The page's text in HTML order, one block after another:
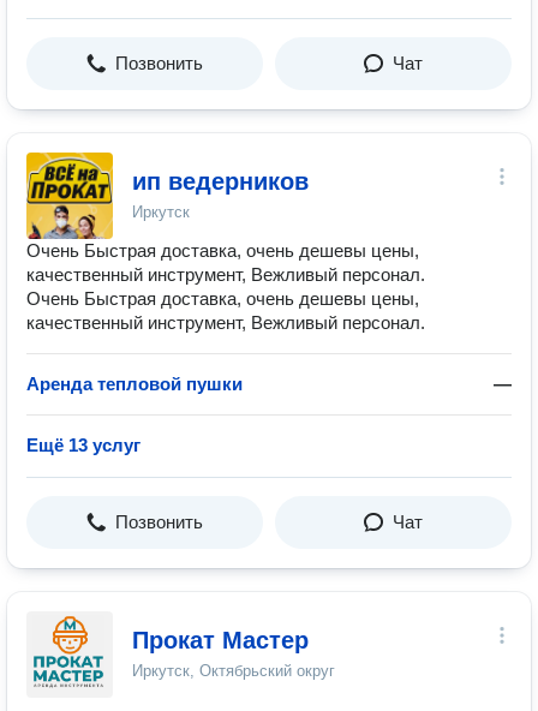
Позвонить Чат
ип ведерников
Иркутск
Очень Быстрая доставка, очень дешевы цены,
качественный инструмент, Вежливый персонал.
Очень Быстрая доставка, очень дешевы цены,
качественный инструмент, Вежливый персонал.
Аренда тепловой пушки —
Ещё 13 услуг
Позвонить Чат
Прокат Мастер
Иркутск, Октябрьский округ